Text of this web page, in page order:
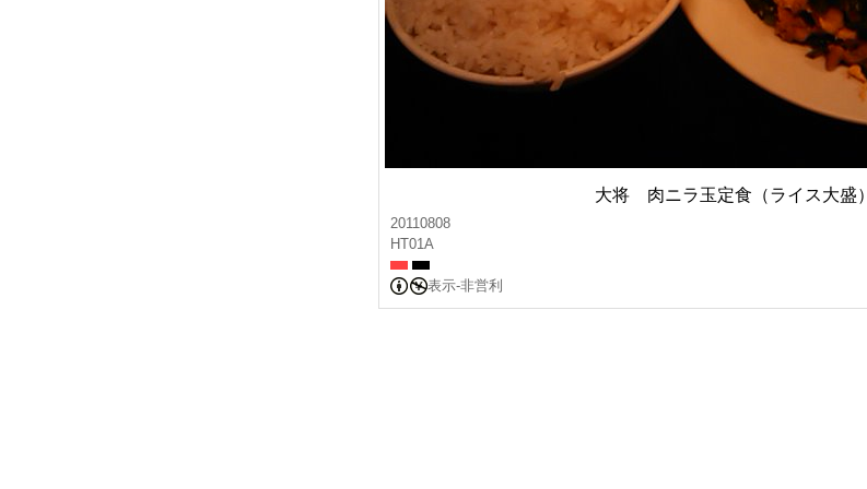
大将 肉ニラ玉定食（ライス大盛）
20110808
HT01A
表示-非営利